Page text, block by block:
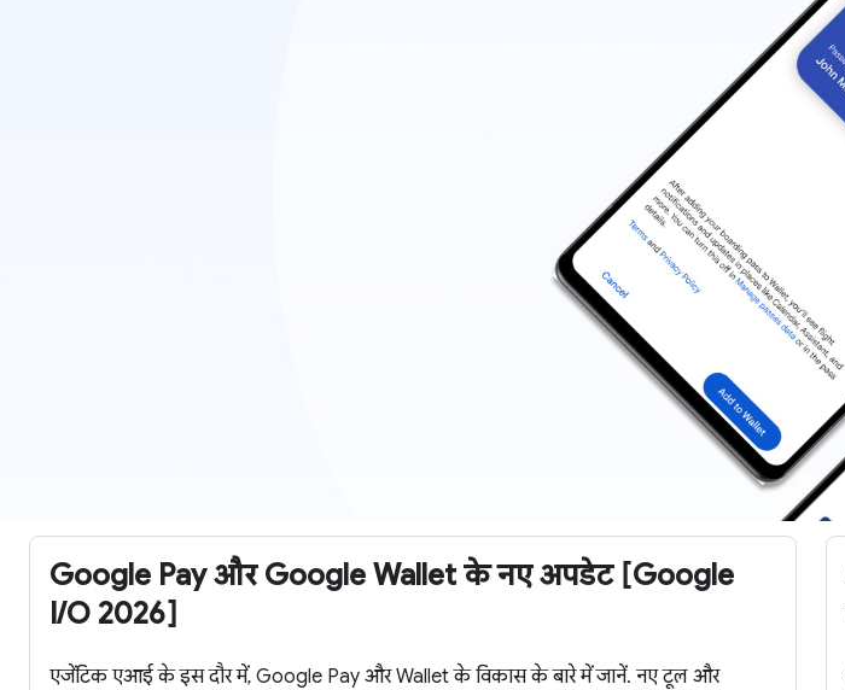
Google Pay और Google Wallet के नए अपडेट [Google
I/O 2026]
एजेंटिक एआई के इस दौर में, Google Pay और Wallet के विकास के बारे में जानें. नए टूल और